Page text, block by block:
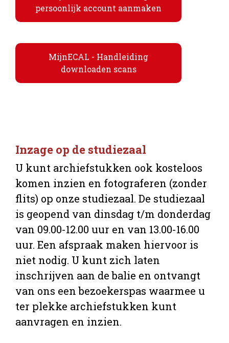
persoonlijk account aanmaken
MijnECAL - Handleiding
downloaden scans
Inzage op de studiezaal
U kunt archiefstukken ook kosteloos
komen inzien en fotograferen (zonder
flits) op onze studiezaal. De studiezaal
is geopend van dinsdag t/m donderdag
van 09.00-12.00 uur en van 13.00-16.00
uur. Een afspraak maken hiervoor is
niet nodig. U kunt zich laten
inschrijven aan de balie en ontvangt
van ons een bezoekerspas waarmee u
ter plekke archiefstukken kunt
aanvragen en inzien.